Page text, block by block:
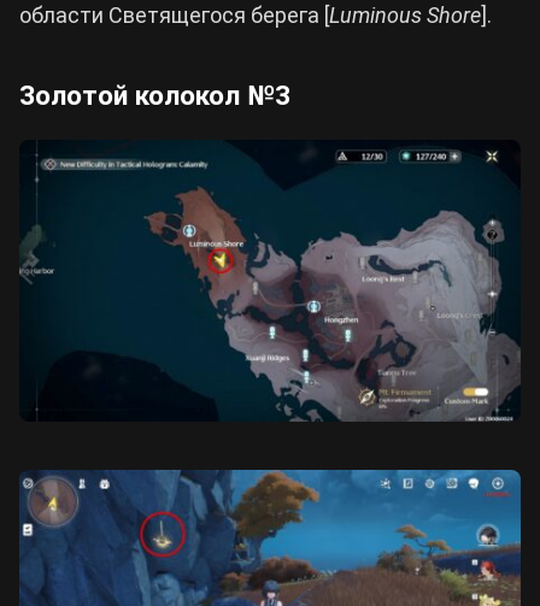
области Светящегося берега [Luminous Shore].
Золотой колокол №3